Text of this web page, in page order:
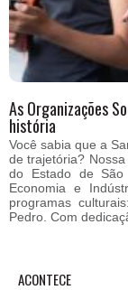
As Organizações
história
Você sabia que a
de trajetória?
do Estado de São
Economia e
programas
Pedro. Com
ACONTECE